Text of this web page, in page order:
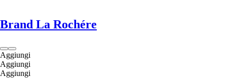
Brand La Rochére
Aggiungi
Aggiungi
Aggiungi